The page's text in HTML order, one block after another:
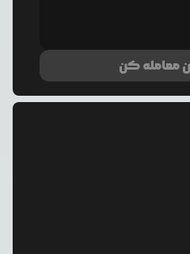
معامله کن